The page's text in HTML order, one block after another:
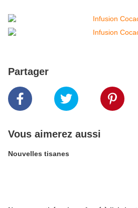
Partager
Vous aimerez aussi
Nouvelles tisanes